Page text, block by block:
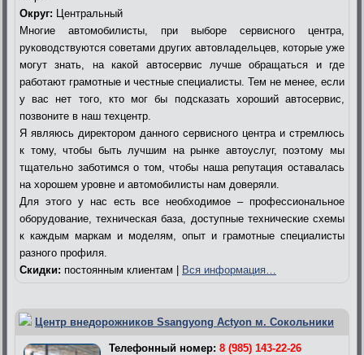
Округ: Центральный
Многие автомобилисты, при выборе сервисного центра,
руководствуются советами других автовладельцев, которые уже
могут знать, на какой автосервис лучше обращаться и где
работают грамотные и честные специалисты. Тем не менее, если
у вас нет того, кто мог бы подсказать хороший автосервис,
позвоните в наш техцентр.
Я являюсь директором данного сервисного центра и стремлюсь
к тому, чтобы быть лучшим на рынке автоуслуг, поэтому мы
тщательно заботимся о том, чтобы наша репутация оставалась
на хорошем уровне и автомобилисты нам доверяли.
Для этого у нас есть все необходимое – профессиональное
оборудование, техническая база, доступные технические схемы
к каждым маркам и моделям, опыт и грамотные специалисты
разного профиля.
Скидки: постоянным клиентам | Вся информация…
Центр внедорожников Ssangyong Actyon м. Сокольники
Телефонный номер: 8 (985) 143-22-26